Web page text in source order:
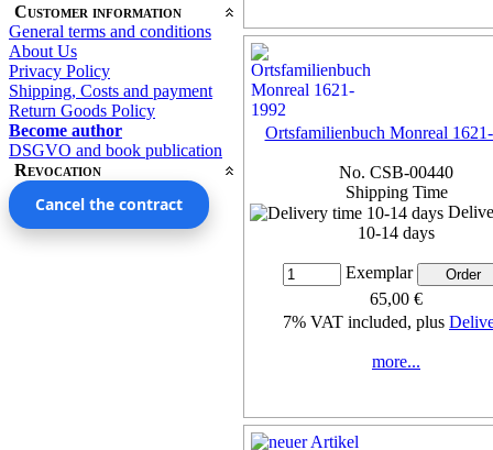
Customer information
General terms and conditions
About Us
Privacy Policy
Shipping, Costs and payment
Return Goods Policy
Become author
DSGVO and book publication
Revocation
Cancel the contract
Ortsfamilienbuch Monreal
No. CSB-00440
Shipping Time
10-14 days
Exemplar
65,00 €
7% VAT included, plus
more...